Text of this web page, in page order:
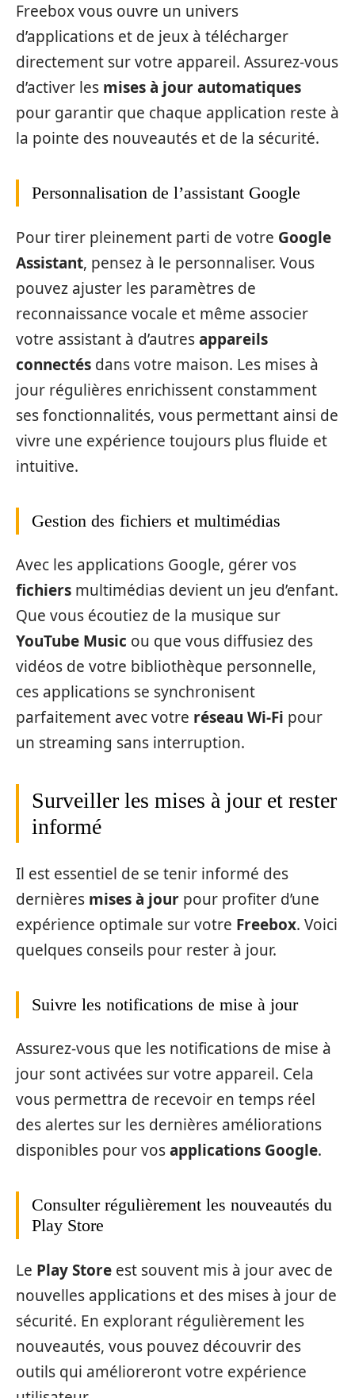
Freebox vous ouvre un univers
d’applications et de jeux à télécharger
directement sur votre appareil. Assurez-vous
d’activer les mises à jour automatiques
pour garantir que chaque application reste à
la pointe des nouveautés et de la sécurité.
Personnalisation de l’assistant Google
Pour tirer pleinement parti de votre Google
Assistant, pensez à le personnaliser. Vous
pouvez ajuster les paramètres de
reconnaissance vocale et même associer
votre assistant à d’autresappareils
connectés dans votre maison. Les mises à
jour régulières enrichissent constamment
ses fonctionnalités, vous permettant ainsi de
vivre une expérience toujours plus fluide et
intuitive.
Gestion des fichiers et multimédias
Avec les applications Google, gérer vos
fichiers multimédias devient un jeu d’enfant.
Que vous écoutiez de la musique sur
YouTube Music ou que vous diffusiez des
vidéos de votre bibliothèque personnelle,
ces applications se synchronisent
parfaitement avec votre réseau Wi-Fi pour
un streaming sans interruption.
Surveiller les mises à jour et rester
informé
Il est essentiel de se tenir informé des
dernières mises à jour pour profiter d’une
expérience optimale sur votre Freebox. Voici
quelques conseils pour rester à jour.
Suivre les notifications de mise à jour
Assurez-vous que les notifications de mise à
jour sont activées sur votre appareil. Cela
vous permettra de recevoir en temps réel
des alertes sur les dernières améliorations
disponibles pour vosapplications Google.
Consulter régulièrement les nouveautés du
Play Store
Le Play Store est souvent mis à jour avec de
nouvelles applications et des mises à jour de
sécurité. En explorant régulièrement les
nouveautés, vous pouvez découvrir des
outils qui amélioreront votre expérience